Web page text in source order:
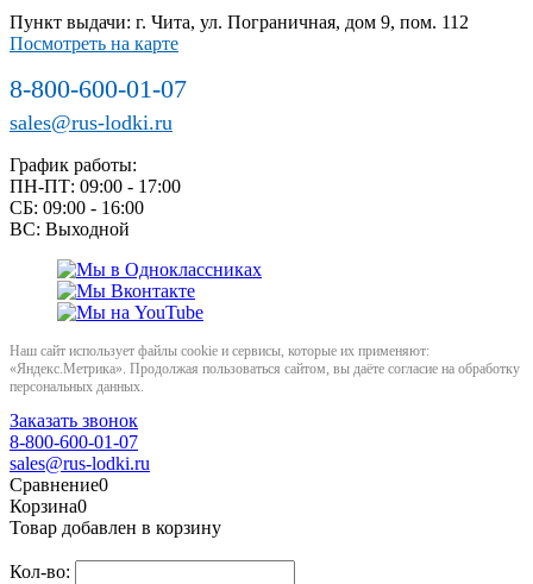
Пункт выдачи: г. Чита, ул. Пограничная, дом 9, пом. 112
Посмотреть на карте
8-800-600-01-07
sales@rus-lodki.ru
График работы:
ПН-ПТ: 09:00 - 17:00
СБ: 09:00 - 16:00
ВС: Выходной
Наш сайт использует файлы cookie и сервисы, которые их применяют:
«Яндекс.Метрика». Продолжая пользоваться сайтом, вы даёте согласие на обработку
персональных данных.
Заказать звонок
8-800-600-01-07
sales@rus-lodki.ru
Сравнение0
Корзина0
Товар добавлен в корзину
Кол-во: